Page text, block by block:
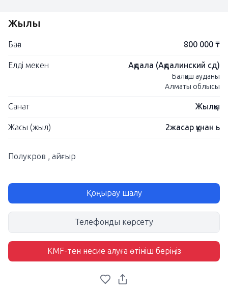
Жылқы
Баға 800 000 ₸
Елді мекен Ақдала (Ақдалинский сд)
Балқаш ауданы
Алматы облысы
Санат Жылқы
Жасы (жыл) 2жасар құнан ь
Полукров , айғыр
Қоңырау шалу
Телефонды көрсету
KMF-тен несие алуға өтініш беріңіз